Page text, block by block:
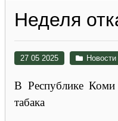
Неделя
27 05 2025 Новости
В Республике Коми
табака